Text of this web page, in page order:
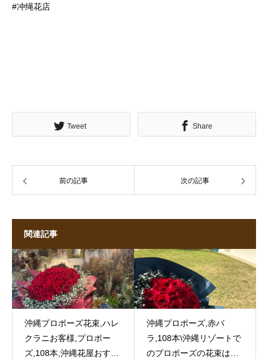
#冲绳花店
Tweet Share
前の記事 次の記事
関連記事
沖縄プロポーズ花束,ハレ
クラニお客様,プロポー
ズ,108本,沖縄花屋おすす
沖縄プロポーズ,赤バ
ラ,108本\沖縄リゾートで
のプロポーズの花束はル